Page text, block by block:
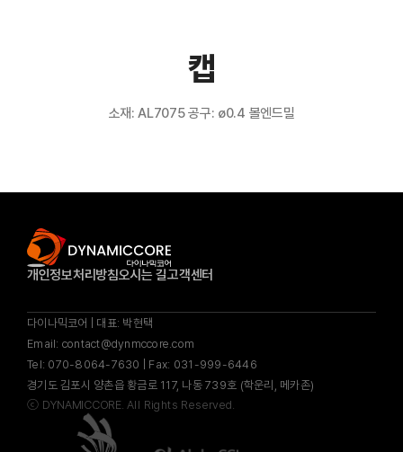
캡
소재: AL7075 공구: ø0.4 볼엔드밀
개인정보처리방침오시는 길고객센터
다이나믹코어 | 대표: 박현택
Email: contact@dynmccore.com
Tel: 070-8064-7630 | Fax: 031-999-6446
경기도 김포시 양촌읍 황금로 117, 나동 739호 (학운리, 메카존)
ⓒ DYNAMICCORE. All Rights Reserved.